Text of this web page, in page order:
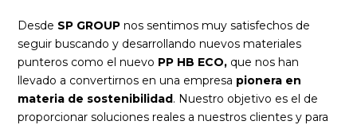
Desde SP GROUP nos sentimos muy satisfechos de
seguir buscando y desarrollando nuevos materiales
punteros como el nuevo PP HB ECO, que nos han
llevado a convertirnos en una empresa pionera en
materia de sostenibilidad. Nuestro objetivo es el de
proporcionar soluciones reales a nuestros clientes y para